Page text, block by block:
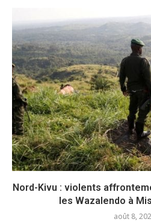
Nord-Kivu : violents
les Wazalendo à
août 8,